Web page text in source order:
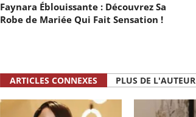
Faynara Éblouissante : Découvrez Sa
Robe de Mariée Qui Fait Sensation !
ARTICLES CONNEXES PLUS DE L'AUTEUR